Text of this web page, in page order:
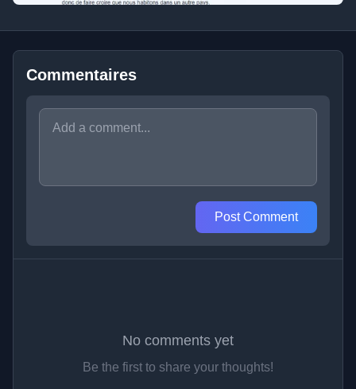
Commentaires
Post Comment
No comments yet
Be the first to share your thoughts!